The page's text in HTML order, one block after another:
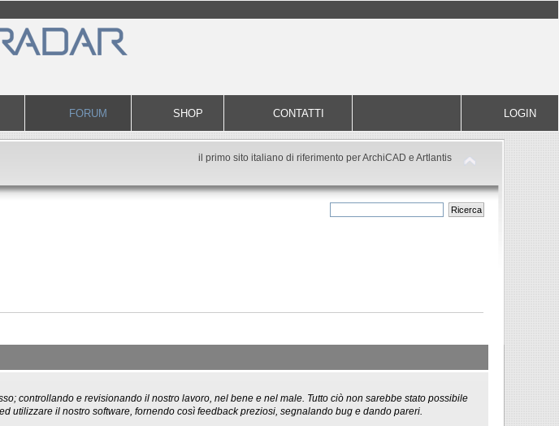
FORUM SHOP CONTATTI LOGIN
il primo sito italiano di riferimento per ArchiCAD e Artlantis
controllando e revisionando il nostro lavoro, nel bene e nel male. Tutto ciò non sarebbe stato possibile
utilizzare il nostro software, fornendo così feedback preziosi, segnalando bug e dando pareri.